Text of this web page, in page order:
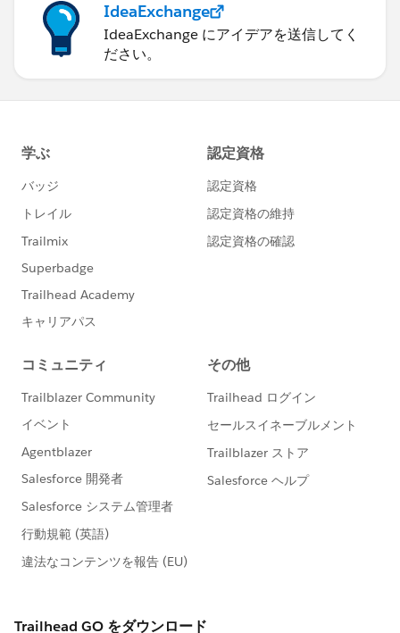
IdeaExchange
IdeaExchange にアイデアを送信してく
ださい。